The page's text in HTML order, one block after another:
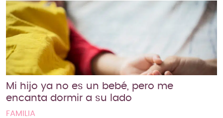
Mi hijo ya no es un bebé, pero me
encanta dormir a su lado
FAMILIA